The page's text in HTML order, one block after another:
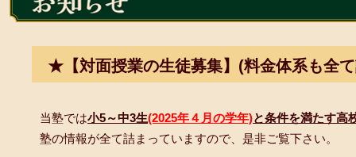
★【対面授業の生徒募集】(料金体系も全
当塾では小5～中3生(2025年４月 の学年)と条件を満たす高
塾の情報が全て詰まっていますので、是非ご覧下さい。